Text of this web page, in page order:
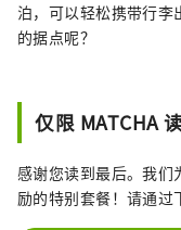
泊，可以轻松携带行
的据点呢？
仅限 MATCHA
感谢您读到最后。我们
励的特别套餐！请通过